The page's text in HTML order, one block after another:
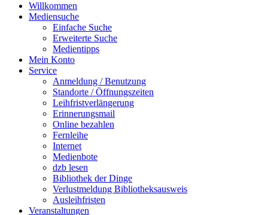
Willkommen
Mediensuche
Einfache Suche
Erweiterte Suche
Medientipps
Mein Konto
Service
Anmeldung / Benutzung
Standorte / Öffnungszeiten
Leihfristverlängerung
Erinnerungsmail
Online bezahlen
Fernleihe
Internet
Medienbote
dzb lesen
Bibliothek der Dinge
Verlustmeldung Bibliotheksausweis
Ausleihfristen
Veranstaltungen